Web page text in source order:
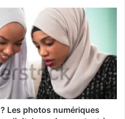
Les photos numériques